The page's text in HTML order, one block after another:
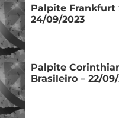
Palpite Frankfurt
24/09/2023
Palpite
Brasileiro – 22/